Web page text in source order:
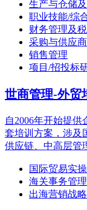
生产与仓储
职业技能/综
财务管理及
采购与供应
销售管理
项目/招投标
世商管理-外贸
自2006年开始提
套培训方案，涉及
供应链、中高层管
国际贸易实操
海关事务管理
出海营销战略